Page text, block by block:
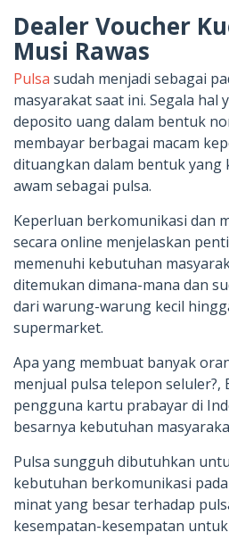
Dealer Voucher
Musi Rawas
Pulsa sudah menjadi sebagai
masyarakat saat ini. Segala hal
deposito uang dalam bentuk
membayar berbagai macam
dituangkan dalam bentuk yang
awam sebagai pulsa.
Keperluan berkomunikasi dan
secara online menjelaskan
memenuhi kebutuhan
ditemukan dimana-mana dan
dari warung-warung kecil
supermarket.
Apa yang membuat banyak
menjual pulsa telepon seluler?,
pengguna kartu prabayar di
besarnya kebutuhan
Pulsa sungguh dibutuhkan
kebutuhan berkomunikasi
minat yang besar terhadap
kesempatan-kesempatan